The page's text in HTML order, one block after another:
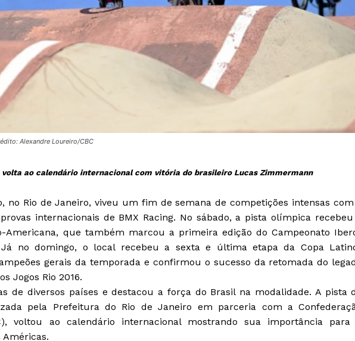
Alexandre Loureiro/CBC
volta ao calendário internacional com vitória do brasileiro Lucas Zimmermann
no Rio de Janeiro, viveu um fim de semana de competições intensas
internacionais de BMX Racing. No sábado, a pista olímpica
Americana, que também marcou a primeira edição do Campeonato
Já no domingo, o local recebeu a sexta e última etapa da Copa
gerais da temporada e confirmou o sucesso da retomada do
Jogos Rio 2016.
de diversos países e destacou a força do Brasil na modalidade. A pista
pela Prefeitura do Rio de Janeiro em parceria com a
voltou ao calendário internacional mostrando sua importância para
Américas.